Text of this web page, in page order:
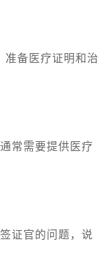
备医疗证明和治
常需要提供医疗
证官的问题，说